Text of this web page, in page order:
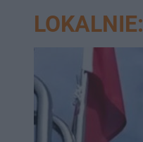
LOKALNIE: